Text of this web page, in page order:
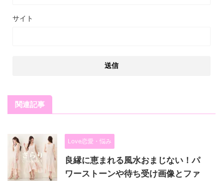
サイト
関連記事
Love恋愛・悩み
良縁に恵まれる風水おまじない！パ
ワーストーンや待ち受け画像とファ